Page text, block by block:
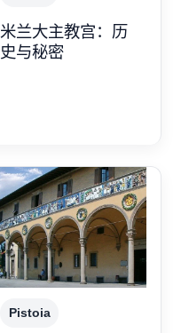
米兰大主教宫：历
史与秘密
Pistoia